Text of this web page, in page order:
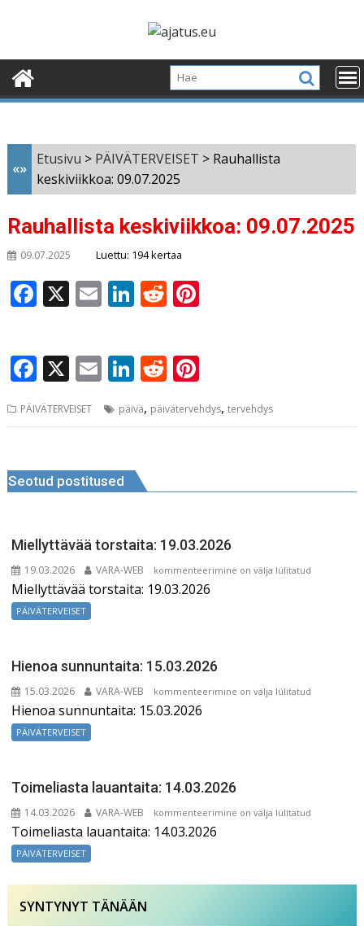
«»
Etusivu > PÄIVÄTERVEISET > Rauhallista
keskiviikkoa: 09.07.2025
Rauhallista keskiviikkoa: 09.07.2025
09.07.2025 Luettu: 194 kertaa
F
e
b
o
k
X E
l
Li
e
dI
n
R
di
t e
st
F
a
c
b
o
k
X E
ai
Li
k
dI
n
R
d te
st
PÄIVÄTERVEISET päivä, päivätervehdys,tervehdys
Seotud postitused
Miellyttävää torstaita: 19.03.2026
19.03.2026 VARA-WEB
Miellyttävää
torstaita:
kommenteerimine on välja lülitatud
Miellyttävää torstaita: 19.03.2026
PÄIVÄTERVEISET
Hienoa sunnuntaita: 15.03.2026
15.03.2026 VARA-WEB
Hienoa
sunnuntaita:
kommenteerimine on välja lülitatud
Hienoa sunnuntaita: 15.03.2026
PÄIVÄTERVEISET
Toimeliasta lauantaita: 14.03.2026
14.03.2026 VARA-WEB
Toimeliasta
lauantaita:
kommenteerimine on välja lülitatud
Toimeliasta lauantaita: 14.03.2026
PÄIVÄTERVEISET
SYNTYNYT TÄNÄÄN